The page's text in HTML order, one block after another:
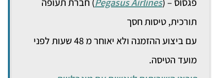
תורכית, טיסות חסך
עם ביצוע ההזמנה ולא יאוחר מ 48 שעות לפני
מועד הטיסה.